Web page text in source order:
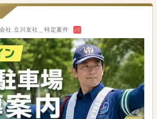
社 立川支社＿特定案件 バ